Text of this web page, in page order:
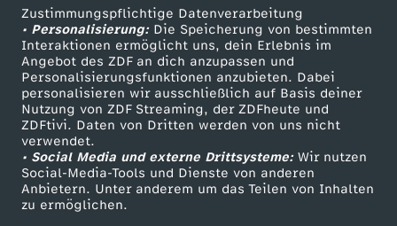
Zustimmungspflichtige Datenverarbeitung
• Personalisierung:Die Speicherung von bestimmten
Interaktionen ermöglicht uns, dein Erlebnis im
Angebot des ZDF an dich anzupassen und
Personalisierungsfunktionen anzubieten. Dabei
personalisieren wir ausschließlich auf Basis deiner
Nutzung von ZDF Streaming, der ZDFheute und
ZDFtivi. Daten von Dritten werden von uns nicht
verwendet.
• Social Media und externe Drittsysteme:Wir nutzen
Social-Media-Tools und Dienste von anderen
Anbietern. Unter anderem um das Teilen von Inhalten
zu ermöglichen.
513 KB (PDF)
Die Rezepte vom 6. Februar 2026
Herunterladen
826 KB (PDF)
Die Rezepte vom 4. Februar 2026
Herunterladen
520 KB (PDF)